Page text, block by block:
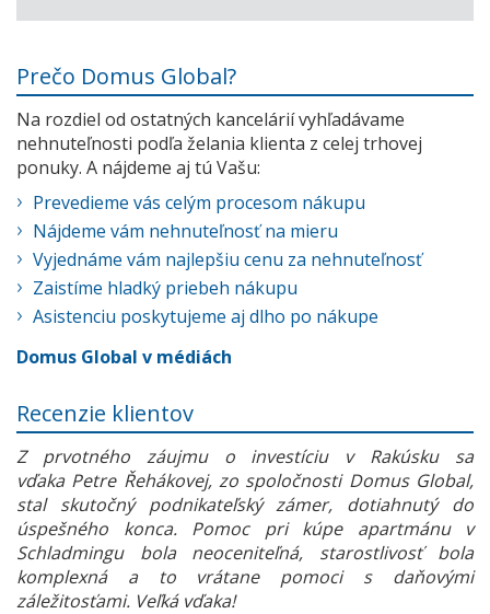
Prečo Domus Global?
Na rozdiel od ostatných kancelárií vyhľadávame
nehnuteľnosti podľa želania klienta z celej trhovej
ponuky. A nájdeme aj tú Vašu:
Prevedieme vás celým procesom nákupu
Nájdeme vám nehnuteľnosť na mieru
Vyjednáme vám najlepšiu cenu za nehnuteľnosť
Zaistíme hladký priebeh nákupu
Asistenciu poskytujeme aj dlho po nákupe
Domus Global v médiách
Recenzie klientov
Z prvotného záujmu o investíciu v Rakúsku sa
vďaka Petre Řehákovej, zo spoločnosti Domus Global,
stal skutočný podnikateľský zámer, dotiahnutý do
úspešného konca. Pomoc pri kúpe apartmánu v
Schladmingu bola neoceniteľná, starostlivosť bola
komplexná a to vrátane pomoci s daňovými
záležitosťami. Veľká vďaka!